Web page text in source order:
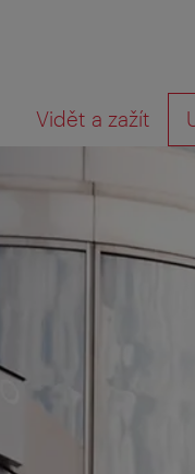
Vidět a zažít
Co
hledáte?